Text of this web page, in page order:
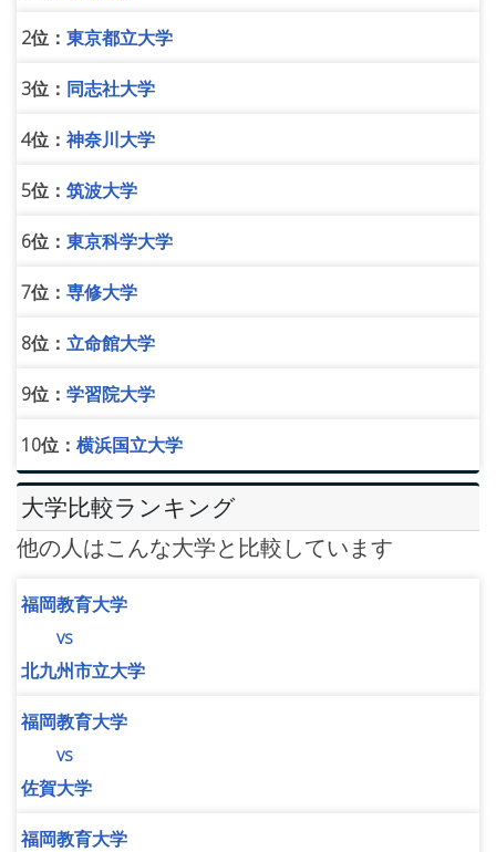
2位： 東京都立大学
3位： 同志社大学
4位： 神奈川大学
5位： 筑波大学
6位： 東京科学大学
7位： 専修大学
8位： 立命館大学
9位： 学習院大学
10位： 横浜国立大学
大学比較ランキング
他の人はこんな大学と比較しています
福岡教育大学
vs
北九州市立大学
福岡教育大学
vs
佐賀大学
福岡教育大学